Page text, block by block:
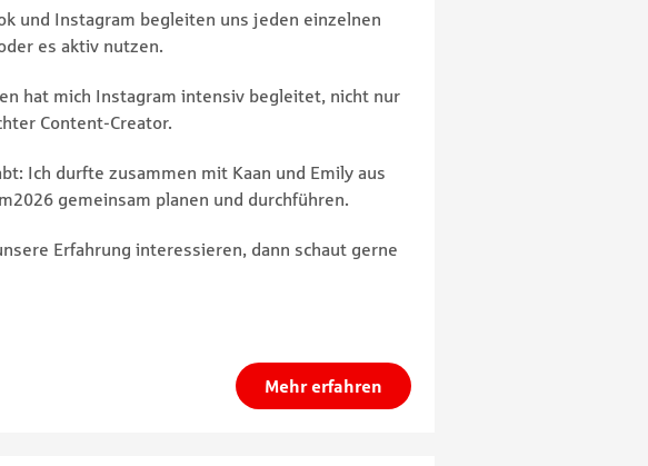
und Instagram begleiten uns jeden einzelnen
es aktiv nutzen.
hat mich Instagram intensiv begleitet, nicht nur
Content-Creator.
Ich durfte zusammen mit Kaan und Emily aus
gemeinsam planen und durchführen.
Erfahrung interessieren, dann schaut gerne
Mehr erfahren